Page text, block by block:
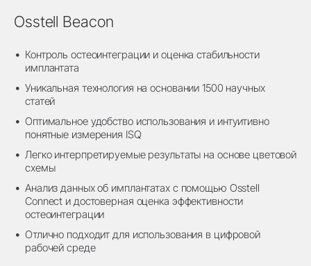
Osstell Beacon
Контроль остеоинтеграции и оценка стабильности
имплантата
Уникальная технология на основании 1500 научных
статей
Оптимальное удобство использования и интуитивно
понятные измерения ISQ
Легко интерпретируемые результаты на основе цветовой
схемы
Анализ данных об имплантатах с помощью Osstell
Connect и достоверная оценка эффективности
остеоинтеграции
Отлично подходит для использования в цифровой
рабочей среде